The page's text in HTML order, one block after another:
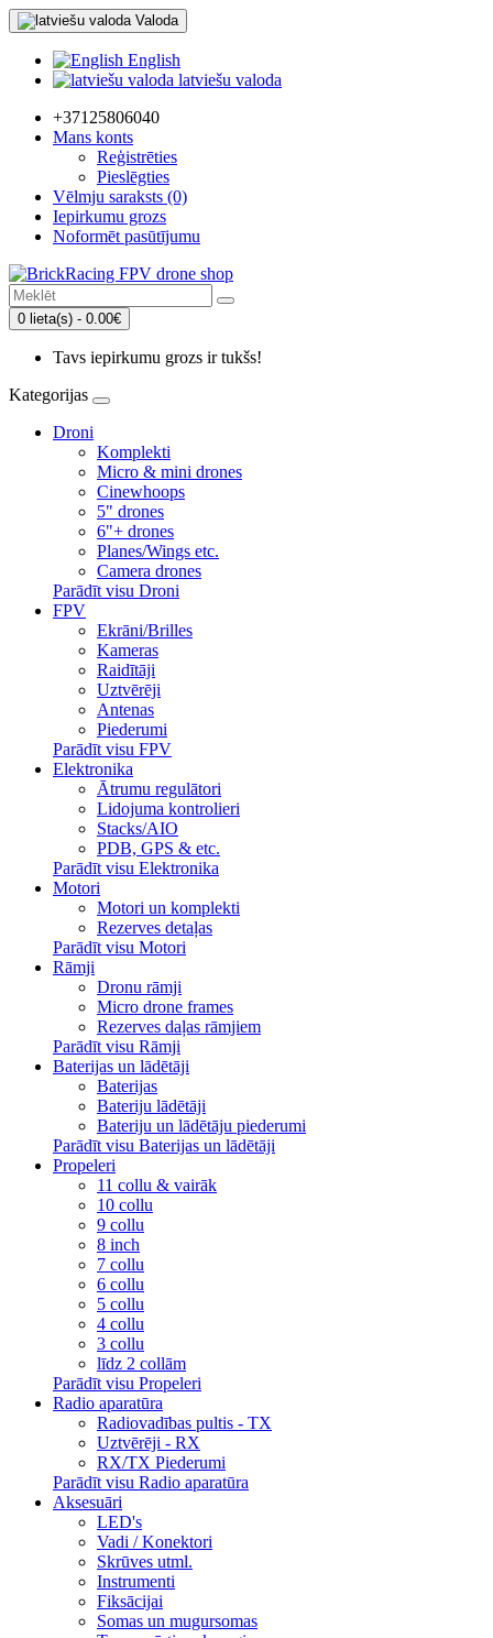
Valoda
English
latviešu valoda
+37125806040
Mans konts
Reģistrēties
Pieslēgties
Vēlmju saraksts (0)
Iepirkumu grozs
Noformēt pasūtījumu
0 lieta(s) - 0.00€
Tavs iepirkumu grozs ir tukšs!
Kategorijas
Droni
Komplekti
Micro & mini drones
Cinewhoops
5" drones
6"+ drones
Planes/Wings etc.
Camera drones
Parādīt visu Droni
FPV
Ekrāni/Brilles
Kameras
Raidītāji
Uztvērēji
Antenas
Piederumi
Parādīt visu FPV
Elektronika
Ātrumu regulātori
Lidojuma kontrolieri
Stacks/AIO
PDB, GPS & etc.
Parādīt visu Elektronika
Motori
Motori un komplekti
Rezerves detaļas
Parādīt visu Motori
Rāmji
Dronu rāmji
Micro drone frames
Rezerves daļas rāmjiem
Parādīt visu Rāmji
Baterijas un lādētāji
Baterijas
Bateriju lādētāji
Bateriju un lādētāju piederumi
Parādīt visu Baterijas un lādētāji
Propeleri
11 collu & vairāk
10 collu
9 collu
8 inch
7 collu
6 collu
5 collu
4 collu
3 collu
līdz 2 collām
Parādīt visu Propeleri
Radio aparatūra
Radiovadības pultis - TX
Uztvērēji - RX
RX/TX Piederumi
Parādīt visu Radio aparatūra
Aksesuāri
LED's
Vadi / Konektori
Skrūves utml.
Instrumenti
Fiksācijai
Somas un mugursomas